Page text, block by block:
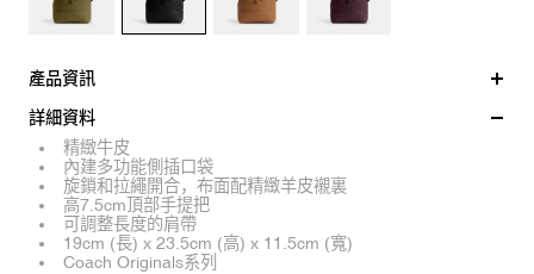
產品資訊
詳細資料
精緻牛皮
內建多功能側插口袋
旋鎖和拉繩開合，布面配精緻羊皮襯裏
高7.5cm頂部手提把
可調整長度的肩帶
19cm (長) x 23.5cm (高) x 11.5cm (寬)
Coach Originals系列